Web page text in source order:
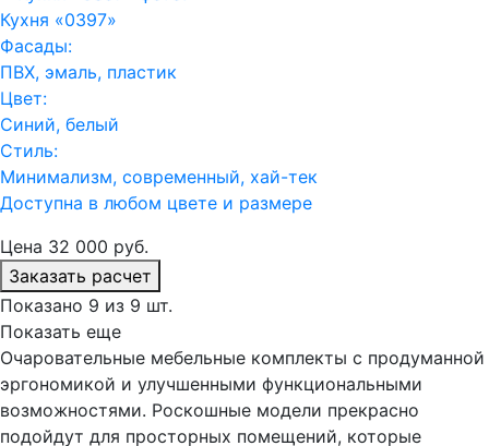
Кухня «0397»
Фасады:
ПВХ, эмаль, пластик
Цвет:
Синий, белый
Стиль:
Минимализм, современный, хай-тек
Доступна в любом цвете и размере
Цена 32 000 руб.
Заказать расчет
Показано 9 из 9 шт.
Показать еще
Очаровательные мебельные комплекты с продуманной
эргономикой и улучшенными функциональными
возможностями. Роскошные модели прекрасно
подойдут для просторных помещений, которые